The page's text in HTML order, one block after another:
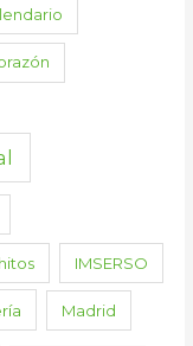
hitos IMSERSO
Madrid